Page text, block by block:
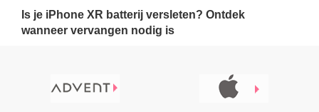
Is je iPhone XR batterij versleten? Ontdek
wanneer vervangen nodig is